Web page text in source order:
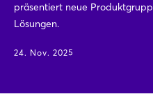
präsentiert neue
Lösungen.
24. Nov. 2025